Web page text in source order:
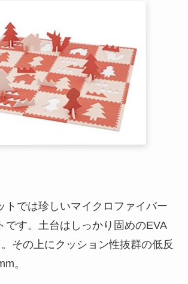
トでは珍しいマイクロファイバー
です。土台はしっかり固めのEVA
その上にクッション性抜群の低反
。